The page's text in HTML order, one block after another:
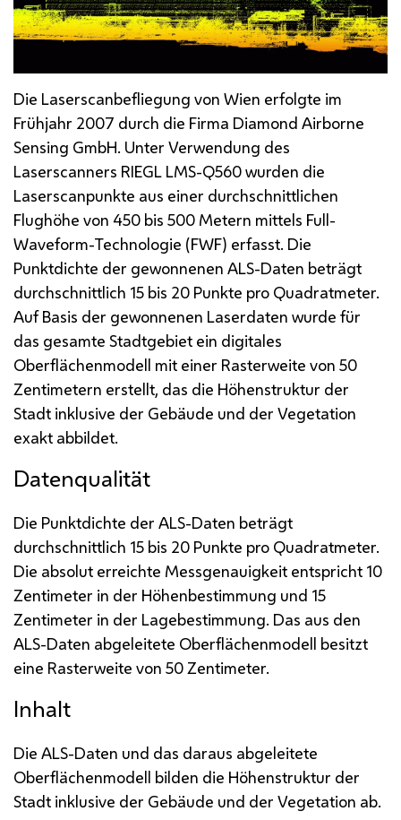
Die Laserscanbefliegung von Wien erfolgte im
Frühjahr 2007 durch die Firma Diamond Airborne
Sensing GmbH. Unter Verwendung des
Laserscanners RIEGL LMS-Q560 wurden die
Laserscanpunkte aus einer durchschnittlichen
Flughöhe von 450 bis 500 Metern mittels Full-
Waveform-Technologie (FWF) erfasst. Die
Punktdichte der gewonnenen ALS-Daten beträgt
durchschnittlich 15 bis 20 Punkte pro Quadratmeter.
Auf Basis der gewonnenen Laserdaten wurde für
das gesamte Stadtgebiet ein digitales
Oberflächenmodell mit einer Rasterweite von 50
Zentimetern erstellt, das die Höhenstruktur der
Stadt inklusive der Gebäude und der Vegetation
exakt abbildet.
Datenqualität
Die Punktdichte der ALS-Daten beträgt
durchschnittlich 15 bis 20 Punkte pro Quadratmeter.
Die absolut erreichte Messgenauigkeit entspricht 10
Zentimeter in der Höhenbestimmung und 15
Zentimeter in der Lagebestimmung. Das aus den
ALS-Daten abgeleitete Oberflächenmodell besitzt
eine Rasterweite von 50 Zentimeter.
Inhalt
Die ALS-Daten und das daraus abgeleitete
Oberflächenmodell bilden die Höhenstruktur der
Stadt inklusive der Gebäude und der Vegetation ab.